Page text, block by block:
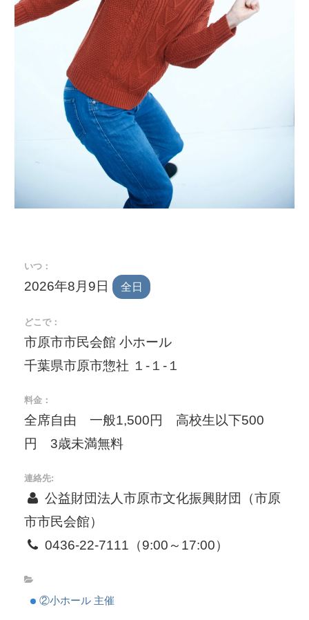
いつ：
2026年8月9日 全日
どこで：
市原市市民会館 小ホール
千葉県市原市惣社 １-１-１
料金：
全席自由 一般1,500円 高校生以下500
円 3歳未満無料
連絡先:
公益財団法人市原市文化振興財団（市原
市市民会館）
0436-22-7111（9:00～17:00）
②小ホール 主催